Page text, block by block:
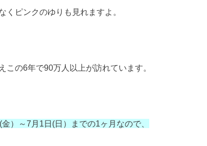
くピンクのゆりも見れますよ。
この6年で90万人以上が訪れています。
）～7月1日(日）までの1ヶ月なので、